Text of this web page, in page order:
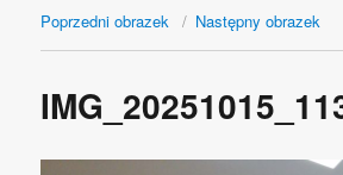
Poprzedni obrazek Następny obrazek